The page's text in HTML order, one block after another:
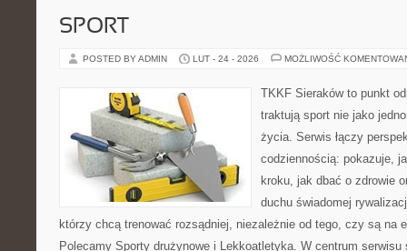
SPORT
POSTED BY ADMIN LUT - 24 - 2026 MOŻLIWOŚĆ
TKKF Sieraków to punkt
traktują sport nie jako
życia. Serwis łączy
codziennością: pokazuje,
kroku, jak dbać o zdrowie
duchu świadomej
którzy chcą trenować rozsądniej, niezależnie od tego, czy są na
Polecamy Sporty drużynowe i Lekkoatletyka. W centrum